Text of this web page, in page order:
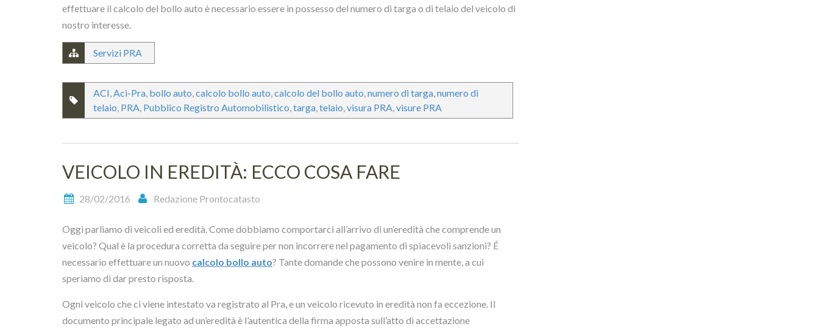
effettuare il calcolo del bollo auto è necessario essere in possesso del numero di targa o di telaio del veicolo di
nostro interesse.
Servizi PRA
ACI,Aci-Pra, bollo auto,calcolo bollo auto,calcolo del bollo auto,numero di targa,numero di
telaio, PRA, Pubblico Registro Automobilistico,targa,telaio,visura PRA,visure PRA
VEICOLO IN EREDITÀ: ECCO COSA FARE
28/02/2016 Redazione Prontocatasto
Oggi parliamo di veicoli ed eredità. Come dobbiamo comportarci all’arrivo di un’eredità che comprende un
veicolo? Qual è la procedura corretta da seguire per non incorrere nel pagamento di spiacevoli sanzioni? É
necessario effettuare un nuovo calcolo bollo auto? Tante domande che possono venire in mente, a cui
speriamo di dar presto risposta.
Ogni veicolo che ci viene intestato va registrato al Pra, e un veicolo ricevuto in eredità non fa eccezione. Il
documento principale legato ad un’eredità è l’autentica della firma apposta sull’atto di accettazione